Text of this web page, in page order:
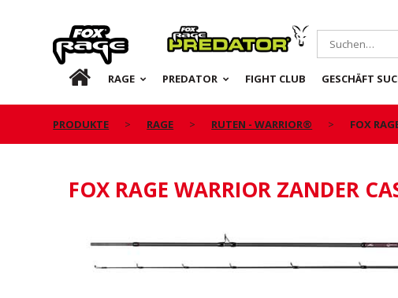
Rage Predator
DE RAGE PREDATOR FIGHT CLUB GESCHÄFT
PRODUKTE RAGE RUTEN - WARRIOR® FOX
FOX RAGE WARRIOR ZANDER